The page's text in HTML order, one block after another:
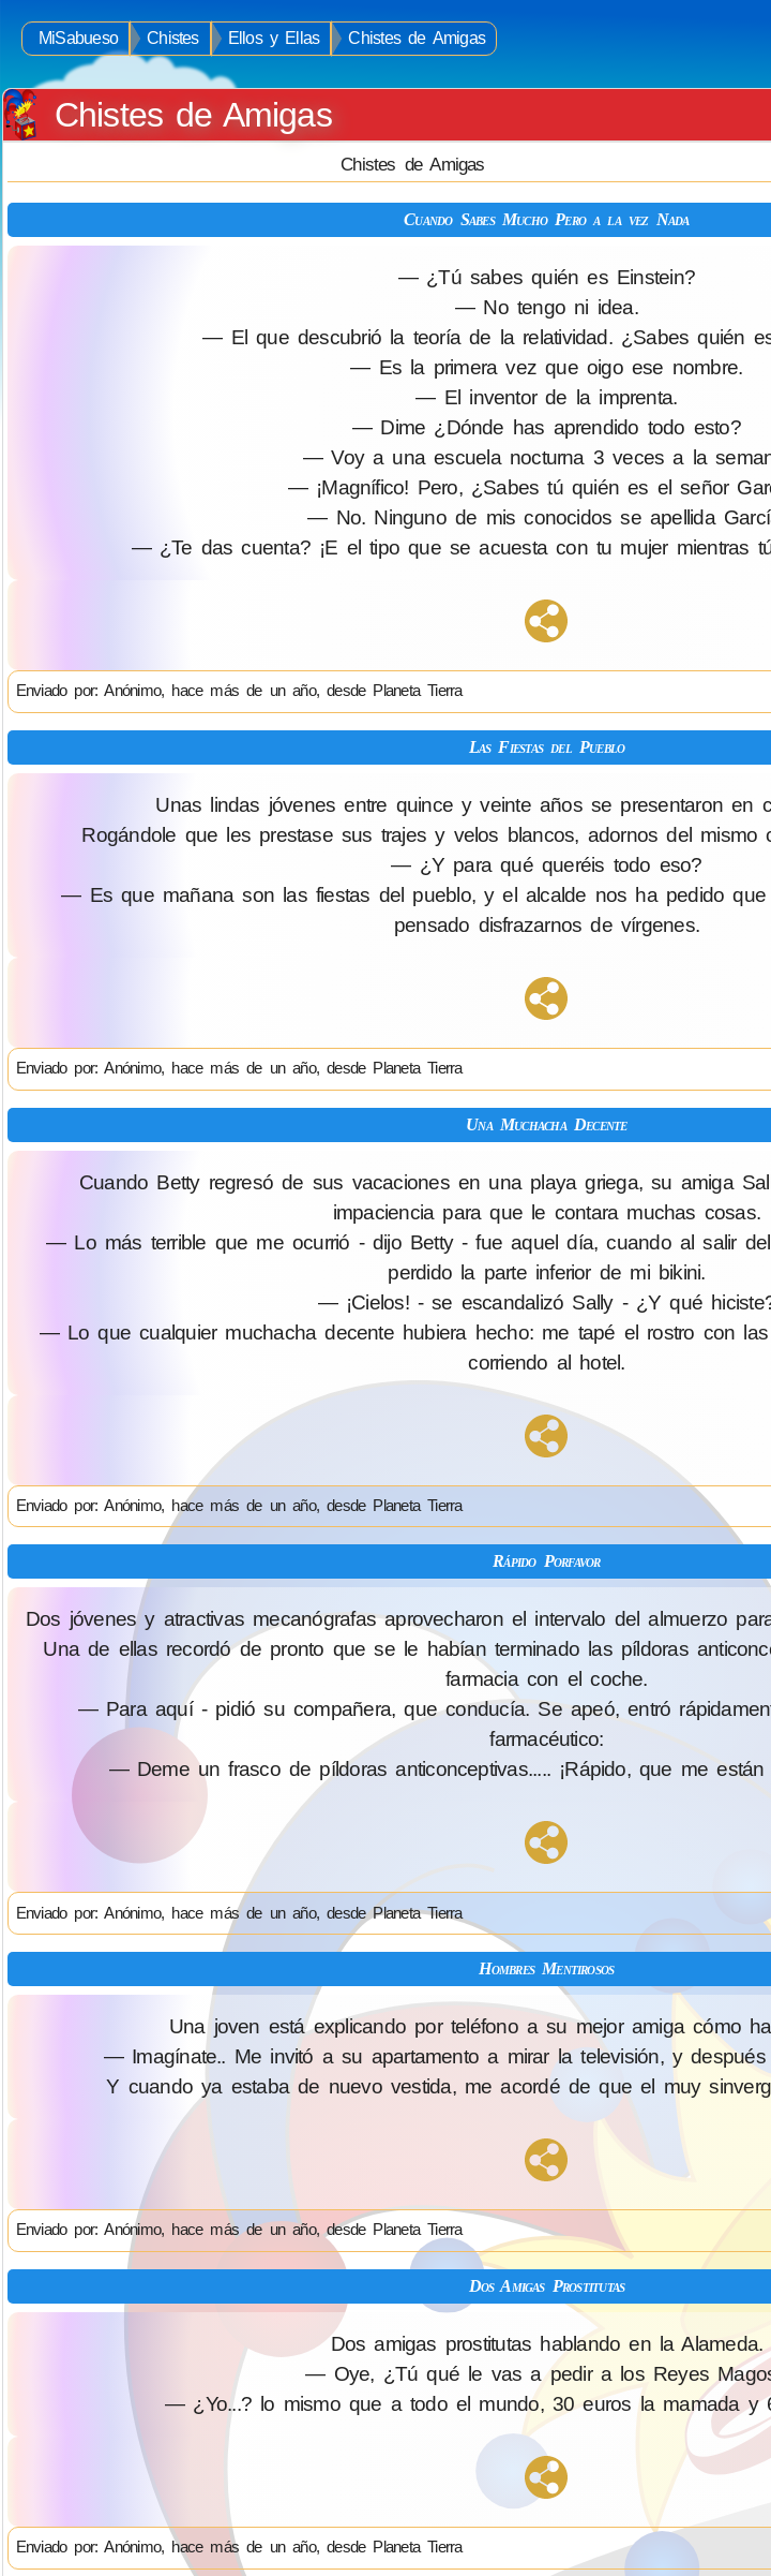
MiSabueso Chistes Ellos y Ellas
Chistes de Amigas
Chistes de Amigas
Chistes de Amigas
Cuando Sabes Mucho Pero a la vez Nada
— ¿Tú sabes quién es Einstein?
— No tengo ni idea.
— El que descubrió la teoría de la relatividad. ¿Sabes quién
— Es la primera vez que oigo ese nombre.
— El inventor de la imprenta.
— Dime ¿Dónde has aprendido todo esto?
— Voy a una escuela nocturna 3 veces a la
— ¡Magnífico! Pero, ¿Sabes tú quién es el señor
— No. Ninguno de mis conocidos se apellida
— ¿Te das cuenta? ¡E el tipo que se acuesta con tu mujer mientras
Enviado por: Anónimo, hace más de un año, desde Planeta Tierra
Las Fiestas del Pueblo
Unas lindas jóvenes entre quince y veinte años se presentaron en
Rogándole que les prestase sus trajes y velos blancos, adornos del mismo
— ¿Y para qué queréis todo eso?
— Es que mañana son las fiestas del pueblo, y el alcalde nos ha pedido que
pensado disfrazarnos de vírgenes.
Enviado por: Anónimo, hace más de un año, desde Planeta Tierra
Una Muchacha Decente
Cuando Betty regresó de sus vacaciones en una playa griega, su amiga
impaciencia para que le contara muchas cosas.
— Lo más terrible que me ocurrió - dijo Betty - fue aquel día, cuando al salir
perdido la parte inferior de mi bikini.
— ¡Cielos! - se escandalizó Sally - ¿Y qué
— Lo que cualquier muchacha decente hubiera hecho: me tapé el rostro con
corriendo al hotel.
Enviado por: Anónimo, hace más de un año, desde Planeta Tierra
Rápido Porfavor
Dos jóvenes y atractivas mecanógrafas aprovecharon el intervalo del almuerzo
Una de ellas recordó de pronto que se le habían terminado las píldoras
farmacia con el coche.
— Para aquí - pidió su compañera, que conducía. Se apeó, entró
farmacéutico:
— Deme un frasco de píldoras anticonceptivas..... ¡Rápido, que me
Enviado por: Anónimo, hace más de un año, desde Planeta Tierra
Hombres Mentirosos
Una joven está explicando por teléfono a su mejor amiga cómo
— Imagínate.. Me invitó a su apartamento a mirar la televisión, y
Y cuando ya estaba de nuevo vestida, me acordé de que el muy
Enviado por: Anónimo, hace más de un año, desde Planeta Tierra
Dos Amigas Prostitutas
Dos amigas prostitutas hablando en la Alameda.
— Oye, ¿Tú qué le vas a pedir a los Reyes
— ¿Yo...? lo mismo que a todo el mundo, 30 euros la mamada y
Enviado por: Anónimo, hace más de un año, desde Planeta Tierra